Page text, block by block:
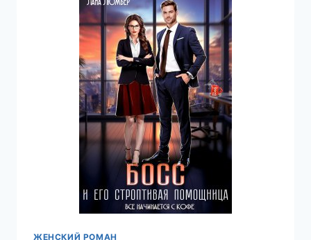
ЖЕНСКИЙ РОМАН